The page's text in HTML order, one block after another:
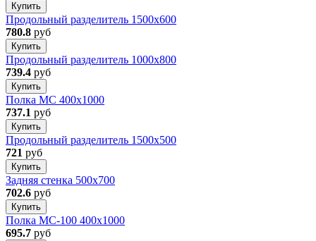
Купить
Продольный разделитель 1500х600
780.8 руб
Купить
Продольный разделитель 1000x800
739.4 руб
Купить
Полка МС 400x1000
737.1 руб
Купить
Продольный разделитель 1500х500
721 руб
Купить
Задняя стенка 500x700
702.6 руб
Купить
Полка МС-100 400x1000
695.7 руб